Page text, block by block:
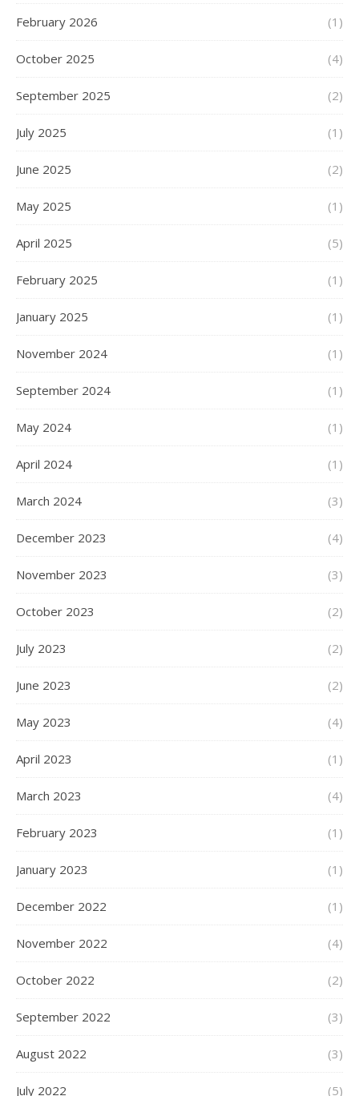
February 2026 (1)
October 2025 (4)
September 2025 (2)
July 2025 (1)
June 2025 (2)
May 2025 (1)
April 2025 (5)
February 2025 (1)
January 2025 (1)
November 2024 (1)
September 2024 (1)
May 2024 (1)
April 2024 (1)
March 2024 (3)
December 2023 (4)
November 2023 (3)
October 2023 (2)
July 2023 (2)
June 2023 (2)
May 2023 (4)
April 2023 (1)
March 2023 (4)
February 2023 (1)
January 2023 (1)
December 2022 (1)
November 2022 (4)
October 2022 (2)
September 2022 (3)
August 2022 (3)
July 2022 (5)